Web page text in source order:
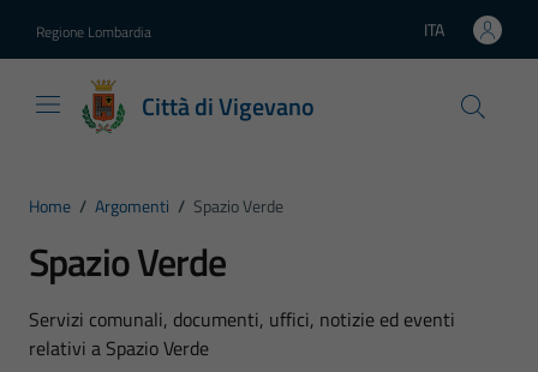
Regione Lombardia Lingua attiva:
ITA
Città di Vigevano
Home / Argomenti / Spazio Verde
Spazio Verde
Dettagli dell'argomento
Servizi comunali, documenti, uffici, notizie ed eventi
relativi a Spazio Verde